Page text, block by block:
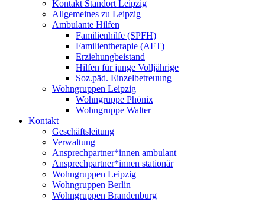
Kontakt Standort Leipzig
Allgemeines zu Leipzig
Ambulante Hilfen
Familienhilfe (SPFH)
Familientherapie (AFT)
Erziehungbeistand
Hilfen für junge Volljährige
Soz.päd. Einzelbetreuung
Wohngruppen Leipzig
Wohngruppe Phönix
Wohngruppe Walter
Kontakt
Geschäftsleitung
Verwaltung
Ansprechpartner*innen ambulant
Ansprechpartner*innen stationär
Wohngruppen Leipzig
Wohngruppen Berlin
Wohngruppen Brandenburg